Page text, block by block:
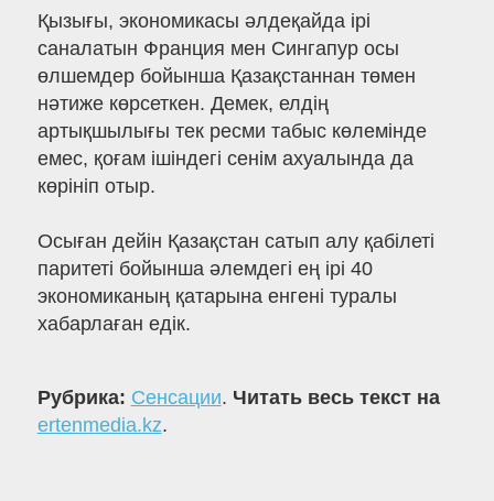
Қызығы, экономикасы әлдеқайда ірі
саналатын Франция мен Сингапур осы
өлшемдер бойынша Қазақстаннан төмен
нәтиже көрсеткен. Демек, елдің
артықшылығы тек ресми табыс көлемінде
емес, қоғам ішіндегі сенім ахуалында да
көрініп отыр.
Осыған дейін Қазақстан сатып алу қабілеті
паритеті бойынша әлемдегі ең ірі 40
экономиканың қатарына енгені туралы
хабарлаған едік.
Рубрика: Сенсации. Читать весь текст на
ertenmedia.kz.